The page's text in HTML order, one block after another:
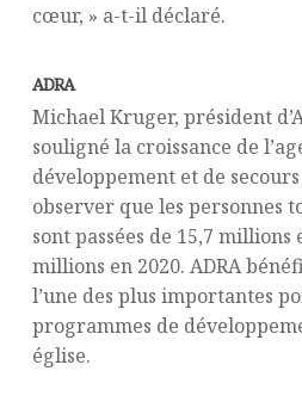
cœur, » a-t-il déclaré.
ADRA
Michael Kruger, président
souligné la croissance de
développement et de
observer que les personnes
sont passées de 15,7 millions
millions en 2020. ADRA
l’une des plus importantes
programmes de
église.